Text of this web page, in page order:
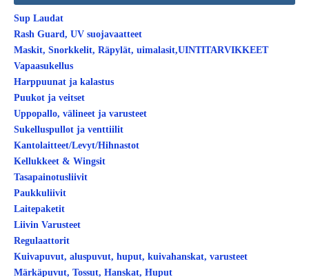
Sup Laudat
Rash Guard, UV suojavaatteet
Maskit, Snorkkelit, Räpylät, uimalasit,UINTITARVIKKEET
Vapaasukellus
Harppuunat ja kalastus
Puukot ja veitset
Uppopallo, välineet ja varusteet
Sukelluspullot ja venttiilit
Kantolaitteet/Levyt/Hihnastot
Kellukkeet & Wingsit
Tasapainotusliivit
Paukkuliivit
Laitepaketit
Liivin Varusteet
Regulaattorit
Kuivapuvut, aluspuvut, huput, kuivahanskat, varusteet
Märkäpuvut, Tossut, Hanskat, Huput